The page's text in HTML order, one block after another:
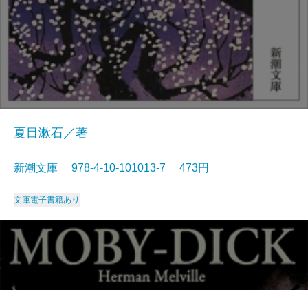
夏目漱石／著
新潮文庫 978-4-10-101013-7 473円
文庫電子書籍あり